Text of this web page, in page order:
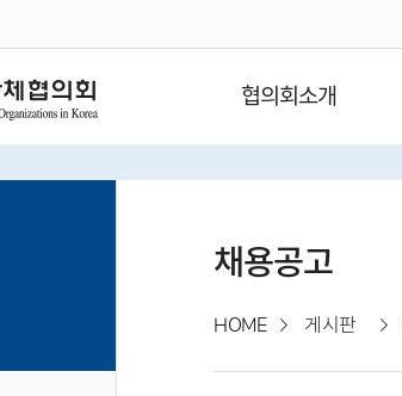
협의회소개
채용공고
HOME 게시판